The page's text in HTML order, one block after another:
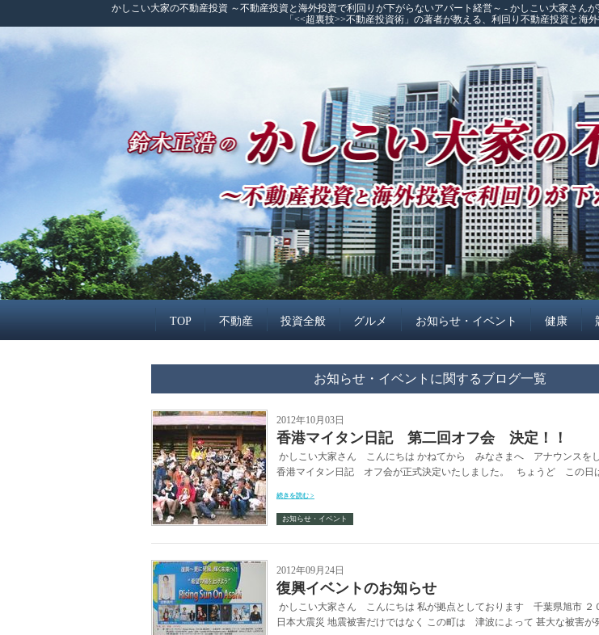
かしこい大家の不動産投資 ～不動産投資と海外投資で利回りが下がらないアパート経営～ - かしこい大家さん
「<<超裏技>>不動産投資術」の著者が教える、利回り不動産投資と海
TOP 不動産 投資全般 グルメ お知らせ・イベント 健康
お知らせ・イベントに関するブログ一覧
2012年10月03日
香港マイタン日記 第二回オフ会 決定！！
かしこい大家さん こんにちは かねてから みなさまへ アナウンスを
香港マイタン日記 オフ会が正式決定いたしました。 ちょうど この日
続きを読む >
お知らせ・イベント
2012年09月24日
復興イベントのお知らせ
かしこい大家さん こんにちは 私が拠点としております 千葉県旭市
日本大震災 地震被害だけではなく この町は 津波によって 甚大な被害が